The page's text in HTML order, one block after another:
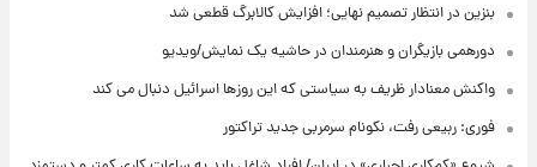
بنزین در انتظار تصمیم نهایی؛ افزایش کالابرگ قطعی شد
دورهمی بازیگران و هنرمندان در حاشیه یک نمایش/ویدیو
واکنش معنادار ظریف به سیاستی که این روزها اسرائیل دنبال می کند
فوری: ربیعی رفت، نکونام سرمربی جدید تراکتور